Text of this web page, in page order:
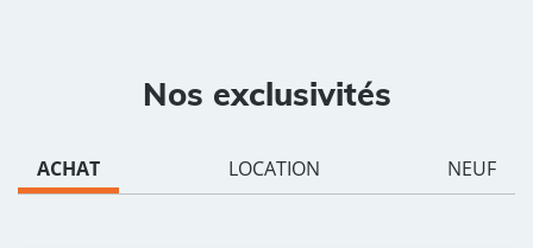
Nos exclusivités
ACHAT LOCATION NEUF